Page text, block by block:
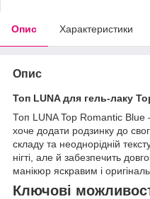
Опис Характеристики
Опис
Топ LUNA для гель-лаку
Топ LUNA Top Romantic Blue
хоче додати родзинку до
складу та неоднорідній
нігті, але й забезпечить
манікюр яскравим і
Ключові